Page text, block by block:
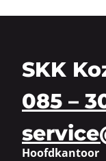
SKK
085 –
Hoofdkantoor